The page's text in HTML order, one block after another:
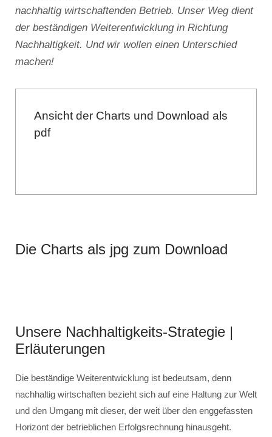
nachhaltig wirtschaftenden Betrieb. Unser Weg dient
der beständigen Weiterentwicklung in Richtung
Nachhaltigkeit. Und wir wollen einen Unterschied
machen!
Ansicht der Charts und Download als
pdf
Die Charts als jpg zum Download
Unsere Nachhaltigkeits-Strategie |
Erläuterungen
Die beständige Weiterentwicklung ist bedeutsam, denn
nachhaltig wirtschaften bezieht sich auf eine Haltung zur Welt
und den Umgang mit dieser, der weit über den enggefassten
Horizont der betrieblichen Erfolgsrechnung hinausgeht.